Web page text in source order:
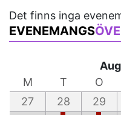
Det finns inga
EVENEMANGS
M
T O
27
28 29